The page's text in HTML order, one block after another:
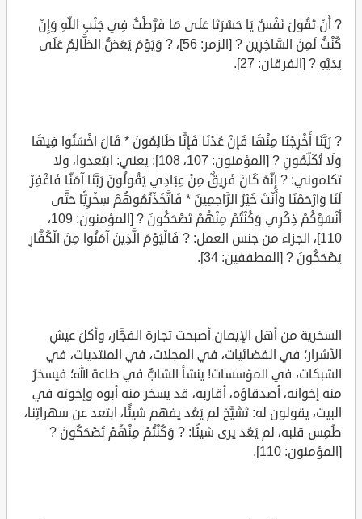
? أَنْ تَقُولَ نَفْسٌ يَا حَسْرَتَا عَلَى مَا فَرَّطْتُ فِي جَنْبِ اللَّهِ وَإِنْ
كُنْتُ لَمِنَ السَّاخِرِين ? [الزمر: 56]، ? وَيَوْمَ يَعَضُّ الظَّالِمُ عَلَى
يَدَيْهِ ? [الفرقان: 27].
? رَبَّنَا أَخْرِجْنَا مِنْهَا فَإِنْ عُدْنَا فَإِنَّا ظَالِمُونَ * قَالَ اخْسَئُوا فِيهَا
وَلَا تُكَلِّمُونِ ? [المؤمنون: 107، 108]: يعني: ابتعدوا، ولا
تكلموني: ? إِنَّهُ كَانَ فَرِيقٌ مِنْ عِبَادِي يَقُولُونَ رَبَّنَا آمَنَّا فَاغْفِرْ
لَنَا وَارْحَمْنَا وَأَنْتَ خَيْرُ الرَّاحِمِينَ * فَاتَّخَذْتُمُوهُمْ سِخْرِيًّا حَتَّى
أَنْسَوْكُمْ ذِكْرِي وَكُنْتُمْ مِنْهُمْ تَضْحَكُونَ ? [المؤمنون: 109،
110]، الجزاء من جنس العمل: ? فَالْيَوْمَ الَّذِينَ آمَنُوا مِنَ الْكُفَّارِ
يَضْحَكُونَ ? [المطففين: 34].
السخرية من أهل الإيمان أصبحت تجارة الفجَّار، وأكلَ عيشِ
الأشرار؛ في الفضائيات، في المجلات، في المنتديات، في
الشبكات، في المؤسسات! ينشأ الشابُّ في طاعة الله؛ فيسخرُ
منه إخوانه، أصدقاؤه، أقاربه، قد يسخر منه أبوه وإخوته في
البيت، يقولون له: تَشَيَّخ لم يَعُد يفهم شيئًا، ابتعد عن سهراتِنا،
طُمِس قلبه، لم يَعُد يرى شيئًا: ? وَكُنْتُمْ مِنْهُمْ تَضْحَكُونَ ?
[المؤمنون: 110].